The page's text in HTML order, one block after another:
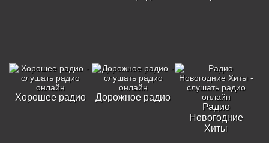
Хорошее радио
Дорожное радио
Радио
Новогодние
Хиты